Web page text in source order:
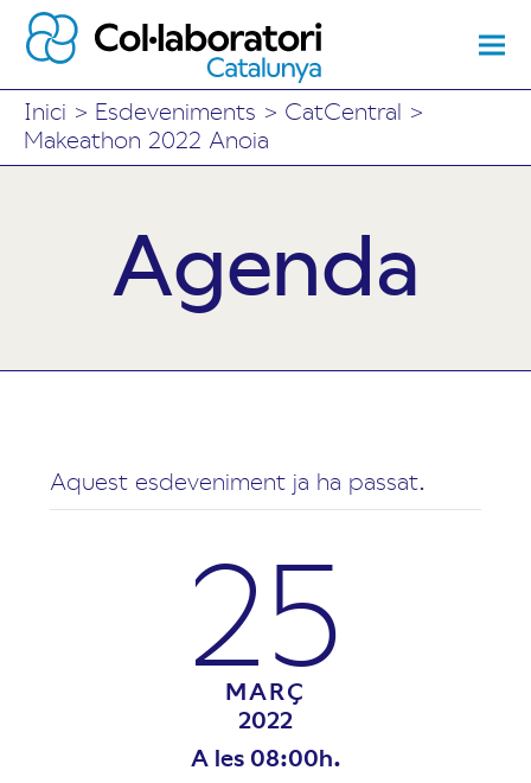
Inici > Esdeveniments > CatCentral >
Makeathon 2022 Anoia
Agenda
Aquest esdeveniment ja ha passat.
25
MARÇ
2022
A les 08:00h.